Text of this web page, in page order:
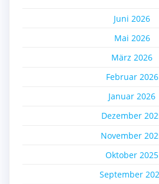
Juni 2026
Mai 2026
März 2026
Februar 2026
Januar 2026
Dezember
November
Oktober 2025
September